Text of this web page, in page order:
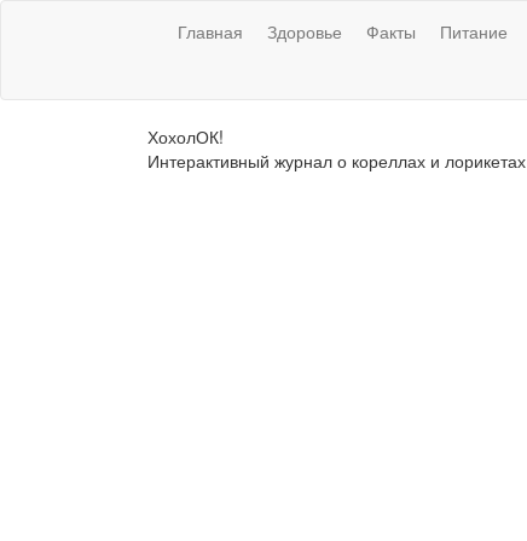
Главная Здоровье Факты Питание
ХохолОК!
Интерактивный журнал о кореллах и лорикетах